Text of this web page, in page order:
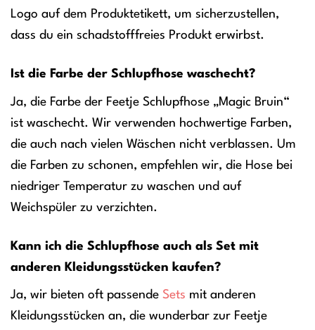
Logo auf dem Produktetikett, um sicherzustellen,
dass du ein schadstofffreies Produkt erwirbst.
Ist die Farbe der Schlupfhose waschecht?
Ja, die Farbe der Feetje Schlupfhose „Magic Bruin“
ist waschecht. Wir verwenden hochwertige Farben,
die auch nach vielen Wäschen nicht verblassen. Um
die Farben zu schonen, empfehlen wir, die Hose bei
niedriger Temperatur zu waschen und auf
Weichspüler zu verzichten.
Kann ich die Schlupfhose auch als Set mit
anderen Kleidungsstücken kaufen?
Ja, wir bieten oft passende Sets mit anderen
Kleidungsstücken an, die wunderbar zur Feetje